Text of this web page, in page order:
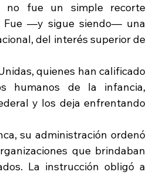
no fue un simple recorte
Fue —y sigue siendo— una
del interés superior de
quienes han calificado
humanos de la infancia,
y los deja enfrentando
su administración ordenó
que brindaban
La instrucción obligó a